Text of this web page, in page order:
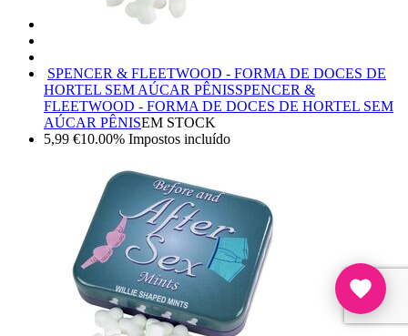
SPENCER & FLEETWOOD - FORMA DE DOCES DE
HORTEL SEM AÚCAR PÊNISSPENCER &
FLEETWOOD - FORMA DE DOCES DE HORTEL SEM
AÚCAR PÊNISEM STOCK
5,99 €10.00% Impostos incluído